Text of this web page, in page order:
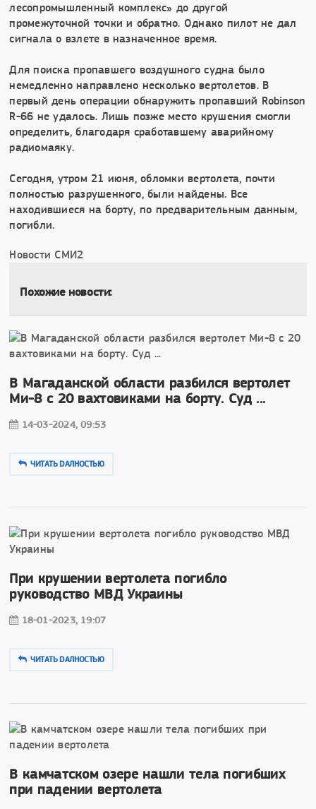
лесопромышленный комплекс» до другой
промежуточной точки и обратно. Однако пилот не дал
сигнала о взлете в назначенное время.
Для поиска пропавшего воздушного судна было
немедленно направлено несколько вертолетов. В
первый день операции обнаружить пропавший Robinson
R-66 не удалось. Лишь позже место крушения смогли
определить, благодаря сработавшему аварийному
радиомаяку.
Сегодня, утром 21 июня, обломки вертолета, почти
полностью разрушенного, были найдены. Все
находившиеся на борту, по предварительным данным,
погибли.
Новости СМИ2
Похожие новости:
В Магаданской области разбился вертолет
Ми-8 с 20 вахтовиками на борту. Суд ...
14-03-2024, 09:53
ЧИТАТЬ DAЛНОСТЬЮ
При крушении вертолета погибло
руководство МВД Украины
18-01-2023, 19:07
ЧИТАТЬ DAЛНОСТЬЮ
В камчатском озере нашли тела погибших
при падении вертолета